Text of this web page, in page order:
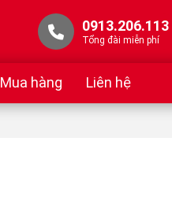
0913.206.113
Tổng đài miễn phí
Mua hàng Liên hệ